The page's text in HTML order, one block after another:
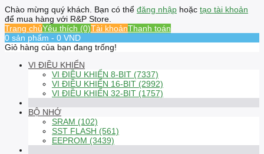
Chào mừng quý khách. Bạn có thể đăng nhập hoặc tạo tài khoản
để mua hàng với R&P Store.
Trang chủYêu thích (0)Tài khoảnThanh toán
0 sản phẩm - 0 VND
Giỏ hàng của bạn đang trống!
VI ĐIỀU KHIỂN
VI ĐIỀU KHIỂN 8-BIT (7337)
VI ĐIỀU KHIỂN 16-BIT (2992)
VI ĐIỀU KHIỂN 32-BIT (1757)
BỘ NHỚ
SRAM (102)
SST FLASH (561)
EEPROM (3439)